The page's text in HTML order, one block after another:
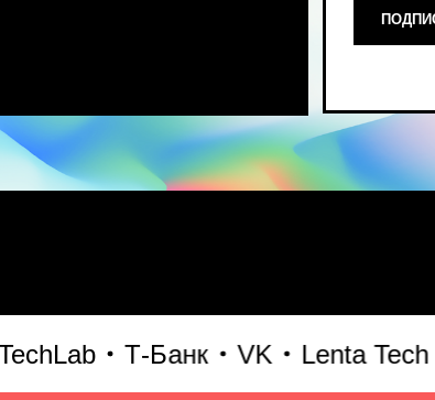
Т-Банк VK Lenta Tech
Место, где можно получить
что действительно работает и
генеративного AI прямо сейчас.